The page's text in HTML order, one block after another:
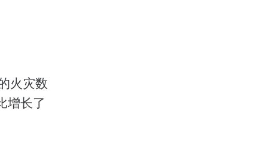
火灾数
增长了